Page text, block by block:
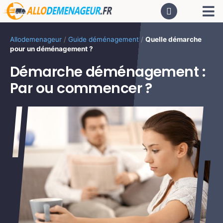
Passer
au
Allodemenageur / Guide déménagement/ Quelle démarche
pour un déménagement ?
Démarche déménagement :
Par ou commencer ?